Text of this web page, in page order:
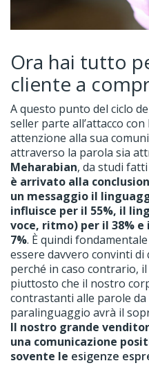
Ora hai tutto
cliente a
A questo punto del ciclo
seller parte all’attacco
attenzione alla sua
attraverso la parola sia
Meharabian, da studi
è arrivato alla
un messaggio il
influisce per il 55%, il
voce, ritmo) per il 38%
7%. È quindi
essere davvero convinti di
perché in caso contrario,
piuttosto che il nostro
contrastanti alle parole
paralinguaggio avrà il
Il nostro grande
una comunicazione
sovente le esigenze